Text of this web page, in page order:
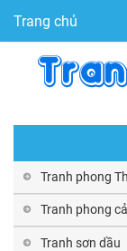
Trang chủ
Tranh phong
Tranh phong
Tranh sơn dầu